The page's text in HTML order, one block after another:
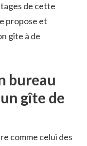
de cette
propose et
gîte à de
bureau
gîte de
comme celui des